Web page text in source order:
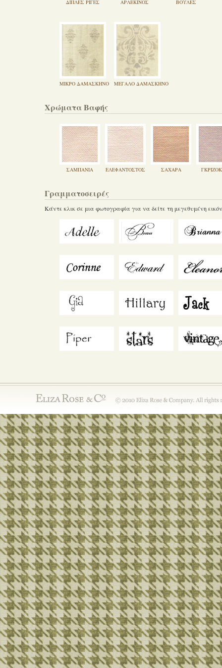
ΔΙΠΛΈΣ ΡΊΓΕΣ ΑΡΛΕΚΊΝΟΣ ΒΟΎΛΕΣ
ΜΙΚΡΌ ΔΑΜΑΣΚΗΝΌ ΜΕΓΆΛΟ ΔΑΜΑΣΚΗΝΌ
Χρώματα Βαφής
ΣΑΜΠΆΝΙΑ ΕΛΕΦΑΝΤΟΣΤΌΣ ΣΑΧΆΡΑ
Γραμματοσειρές
Κάντε κλικ σε μια φωτογραφία για να δείτε τη μεγεθυμένη